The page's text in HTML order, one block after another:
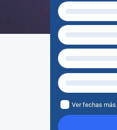
Ver fechas más